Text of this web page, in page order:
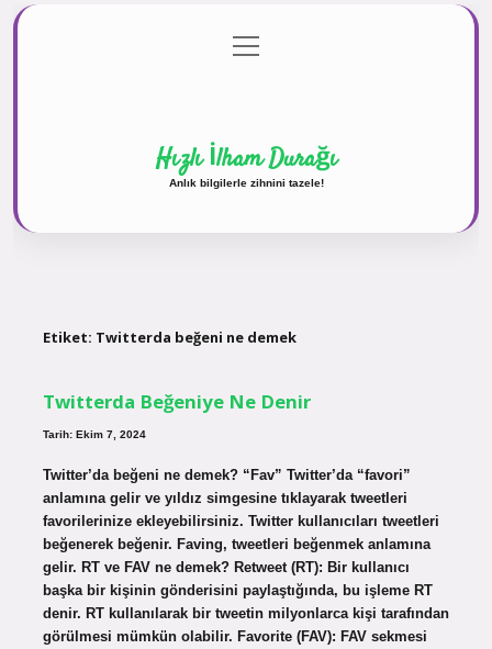
Gizlilik Politikası
menüyü
aç
Hızlı İlham Durağı
Anlık bilgilerle zihnini tazele!
Etiket: Twitterda beğeni ne demek
Twitterda Beğeniye Ne Denir
Tarih: Ekim 7, 2024
Twitter’da beğeni ne demek? “Fav” Twitter’da “favori”
anlamına gelir ve yıldız simgesine tıklayarak tweetleri
favorilerinize ekleyebilirsiniz. Twitter kullanıcıları tweetleri
beğenerek beğenir. Faving, tweetleri beğenmek anlamına
gelir. RT ve FAV ne demek? Retweet (RT): Bir kullanıcı
başka bir kişinin gönderisini paylaştığında, bu işleme RT
denir. RT kullanılarak bir tweetin milyonlarca kişi tarafından
görülmesi mümkün olabilir. Favorite (FAV): FAV sekmesi